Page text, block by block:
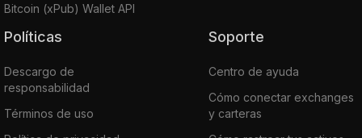
Bitcoin (xPub) Wallet API
Políticas
Descargo de
responsabilidad
Términos de uso
Soporte
Centro de ayuda
Cómo conectar exchanges
y carteras